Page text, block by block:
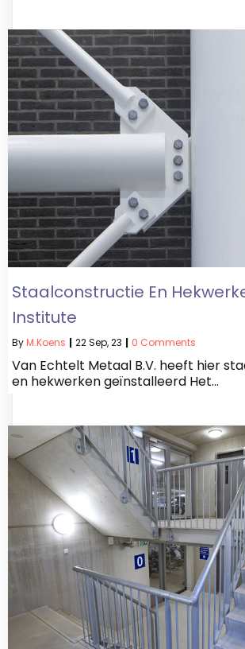
Staalconstructie En
Institute
ByM.koens | 22Sep, 23 | 0 Comments
Van Echtelt Metaal B.V. heeft hier
en hekwerken geïnstalleerd Het…